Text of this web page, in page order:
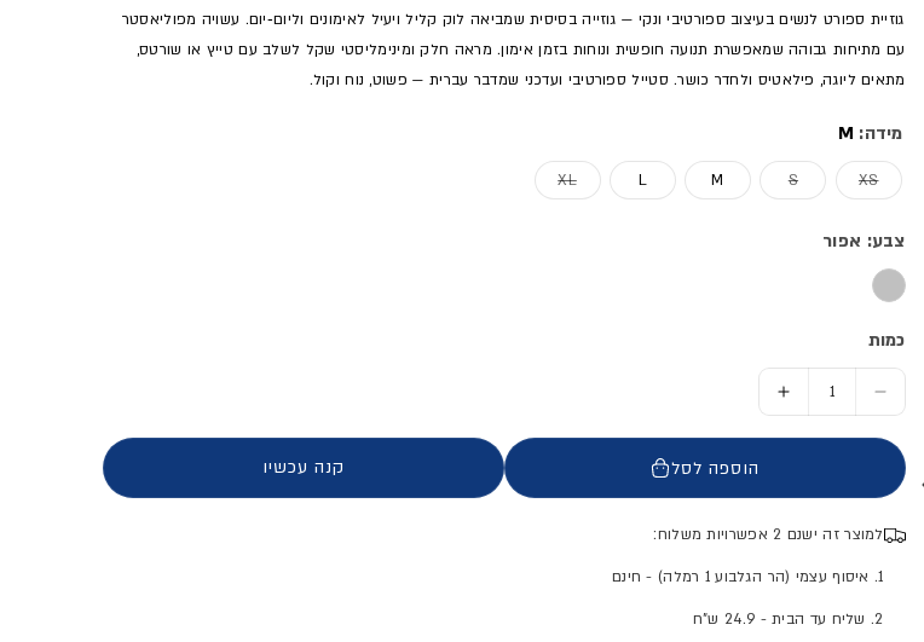
גוזיית ספורט לנשים בעיצוב ספורטיבי ונקי — גוזייה בסיסית שמביאה לוק קליל ויעיל לאימונים וליום‑יום. עשויה מפוליאסטר
עם מתיחות גבוהה שמאפשרת תנועה חופשית ונוחות בזמן אימון. מראה חלק ומינימליסטי שקל לשלב עם טייץ או שורטס,
מתאים ליוגה, פילאטיס ולחדר כושר. סטייל ספורטיבי ועדכני שמדבר עברית — פשוט, נוח וקול.
מידה: M
XSאזל המלאי או מוצר לא זמין
Sאזל המלאי או מוצר לא זמין
M
L
XLאזל המלאי או מוצר לא זמין
צבע: אפור
כמות
הסר כמות ל- גוזיית ספורט - נשים
הוסף כמות ל- גוזיית ספורט - נשים
הוספה לסל קנה עכשיו
למוצר זה ישנם 2 אפשרויות משלוח:
1. איסוף עצמי (הר הגלבוע 1 רמלה) - חינם
2. שליח עד הבית - 24.9 ש"ח